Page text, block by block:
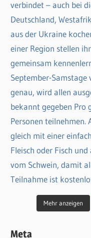
Mehr anzeigen
Meta